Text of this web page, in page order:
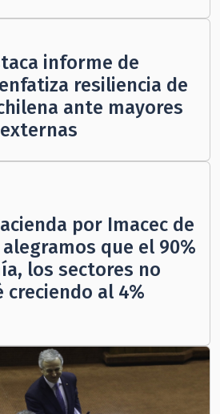
informe de
resiliencia de
ante mayores
por Imacec de
que el 90%
los sectores no
creciendo al 4%